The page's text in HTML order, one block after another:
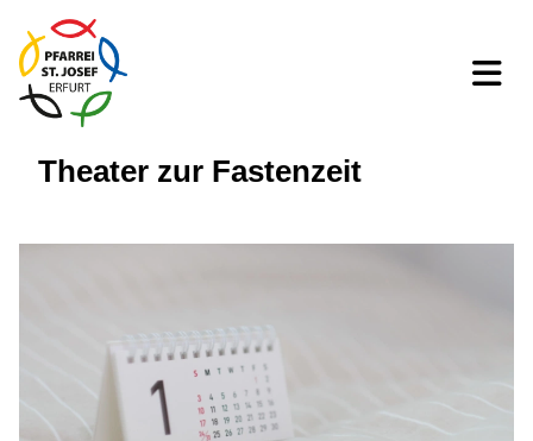
Theater zur Fastenzeit